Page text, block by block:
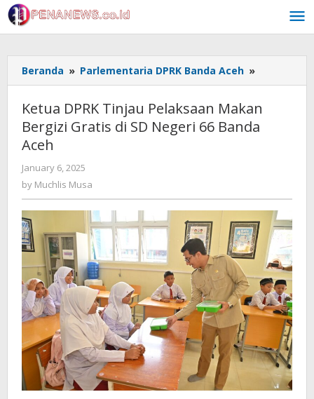
Skip
to
content
Beranda » Parlementaria DPRK Banda Aceh »
DPRK
Pelaksaan
Makan
Negeri
Banda
Aceh
Ketua DPRK Tinjau Pelaksaan Makan
Bergizi Gratis di SD Negeri 66 Banda
Aceh
January 6, 2025
by Muchlis Musa